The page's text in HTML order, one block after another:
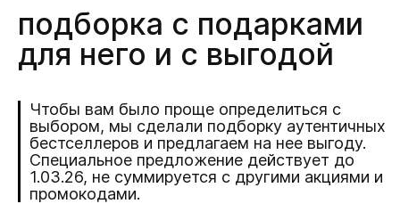
подборка с подарками
для него и с выгодой
Чтобы вам было проще определиться с
выбором, мы сделали подборку аутентичных
бестселлеров и предлагаем на нее выгоду.
Специальное предложение действует до
1.03.26, не суммируется с другими акциями и
промокодами.